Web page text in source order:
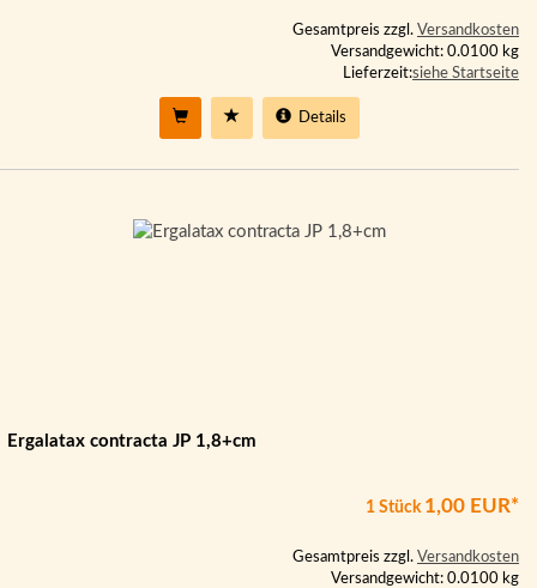
Gesamtpreis zzgl. Versandkosten
Versandgewicht: 0.0100 kg
Lieferzeit:siehe Startseite
Details
Ergalatax contracta JP 1,8+cm
1 Stück 1,00 EUR*
Gesamtpreis zzgl. Versandkosten
Versandgewicht: 0.0100 kg